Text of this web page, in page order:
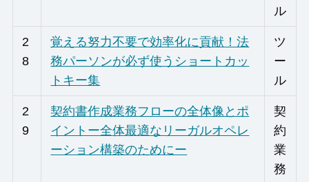
ル
2
8
覚える努力不要で効率化に貢献！法
務パーソンが必ず使うショートカッ
トキー集
ツ
ー
ル
2
9
契約書作成業務フローの全体像とポ
イントー全体最適なリーガルオペレ
ーション構築のためにー
契
約
業
務